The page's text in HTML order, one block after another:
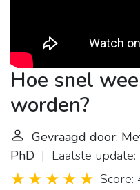
Hoe snel
worden?
Gevraagd door:
PhD | Laatste
Score: